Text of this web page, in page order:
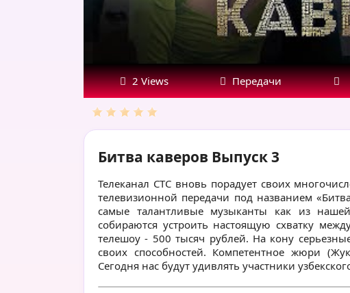
2 Views Передачи
Битва каверов Выпуск 3
Телеканал СТС вновь порадует своих
телевизионной передачи под названием
самые талантливые музыканты как из
собираются устроить настоящую схватку
телешоу - 500 тысяч рублей. На кону
своих способностей. Компетентное жюри
Сегодня нас будут удивлять участники